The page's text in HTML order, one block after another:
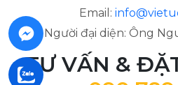
Email:
Người đại diện: Ông
TƯ VẤN &